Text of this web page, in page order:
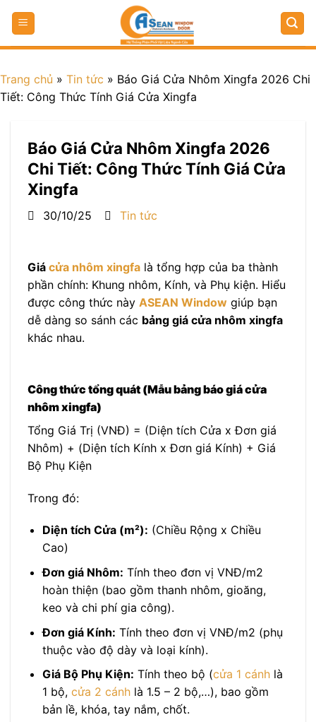
Trang chủ » Tin tức » Báo Giá Cửa Nhôm Xingfa 2026 Chi
Tiết: Công Thức Tính Giá Cửa Xingfa
Báo Giá Cửa Nhôm Xingfa 2026
Chi Tiết: Công Thức Tính Giá Cửa
Xingfa
30/10/25 Tin tức
Giá cửa nhôm xingfa là tổng hợp của ba thành
phần chính: Khung nhôm, Kính, và Phụ kiện. Hiểu
được công thức này ASEAN Window giúp bạn
dễ dàng so sánh các bảng giá cửa nhôm xingfa
khác nhau.
Công thức tổng quát (Mẫu bảng báo giá cửa
nhôm xingfa)
Tổng Giá Trị (VNĐ) = (Diện tích Cửa x Đơn giá
Nhôm) + (Diện tích Kính x Đơn giá Kính) + Giá
Bộ Phụ Kiện
Trong đó:
Diện tích Cửa (m²): (Chiều Rộng x Chiều
Cao)
Đơn giá Nhôm: Tính theo đơn vị VNĐ/m2
hoàn thiện (bao gồm thanh nhôm, gioăng,
keo và chi phí gia công).
Đơn giá Kính: Tính theo đơn vị VNĐ/m2 (phụ
thuộc vào độ dày và loại kính).
Giá Bộ Phụ Kiện: Tính theo bộ (cửa 1 cánhlà
1 bộ, cửa 2 cánhlà 1.5 – 2 bộ,…), bao gồm
bản lề, khóa, tay nắm, chốt.